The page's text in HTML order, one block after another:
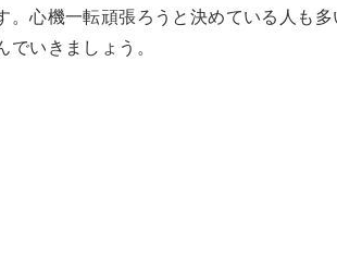
。心機一転頑張ろうと決めている人も
いきましょう。